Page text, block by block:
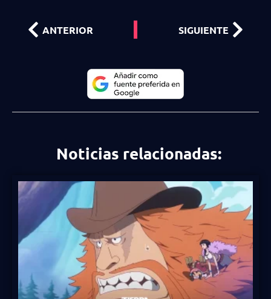
ANTERIOR SIGUIENTE
Noticias relacionadas: